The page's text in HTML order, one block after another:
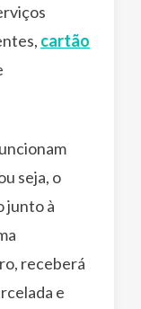
cartão
seja, o
junto à
receberá
e